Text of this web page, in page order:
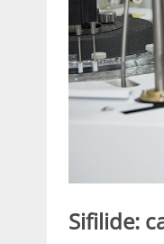
Sifilide: